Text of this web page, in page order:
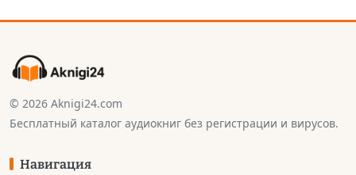
© 2026 Aknigi24.com
Бесплатный каталог аудиокниг без регистрации и вирусов.
Навигация